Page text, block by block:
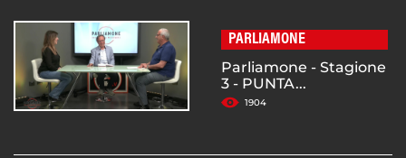
PARLIAMONE
Parliamone - Stagione
3 - PUNTA...
1904